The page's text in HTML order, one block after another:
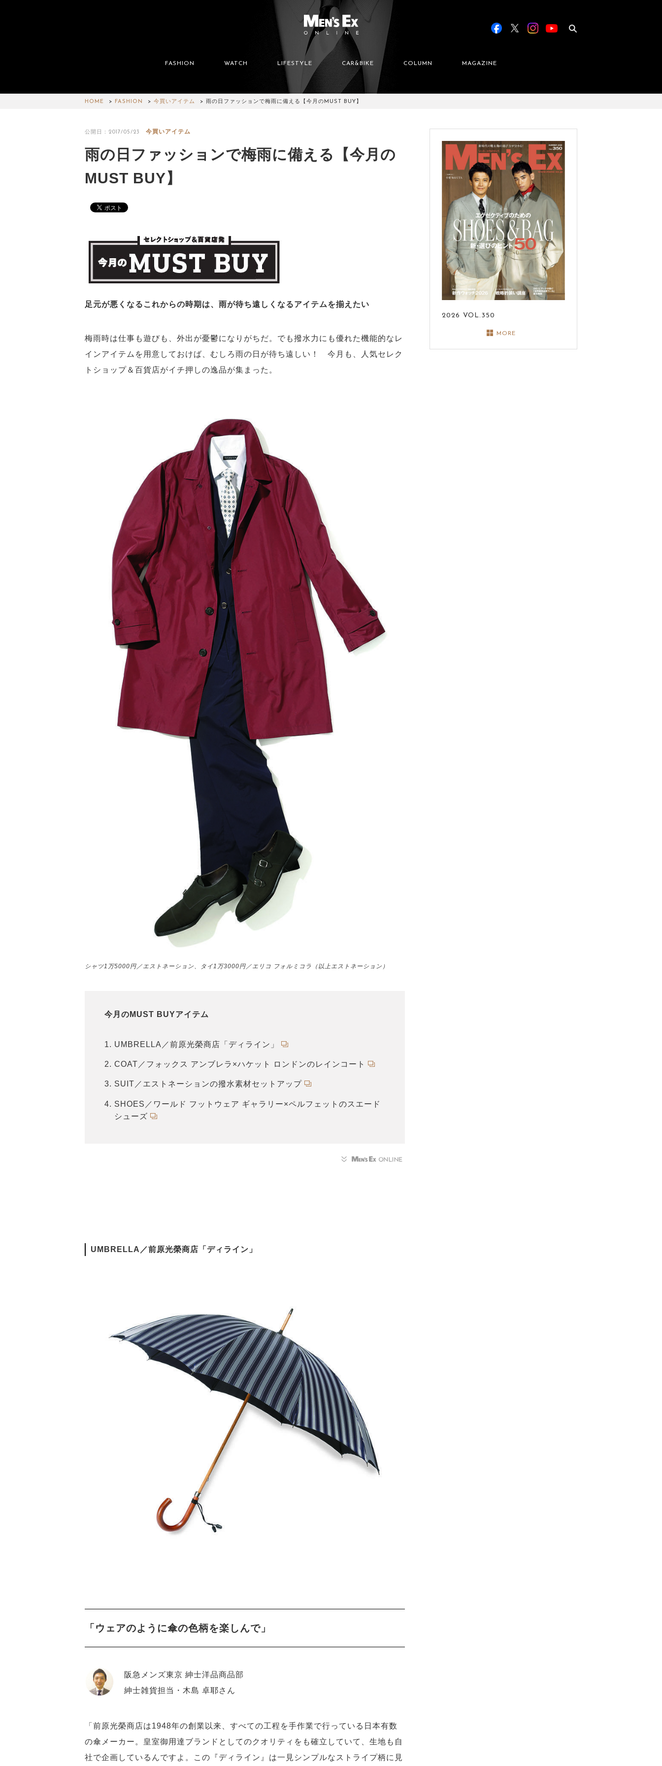
FASHION WATCH LIFESTYLE CAR&BIKE COLUMN MAGAZINE
HOME FASHION 今買いアイテム 雨の日ファッションで梅雨に備える【今月のMUST BUY】
公開日：2017/05/23 今買いアイテム
雨の日ファッションで梅雨に備える【今月の
MUST BUY】
足元が悪くなるこれからの時期は、雨が待ち遠しくなるアイテムを揃えたい
梅雨時は仕事も遊びも、外出が憂鬱になりがちだ。でも撥水力にも優れた機能的なレ
インアイテムを用意しておけば、むしろ雨の日が待ち遠しい！ 今月も、人気セレク
トショップ＆百貨店がイチ押しの逸品が集まった。
シャツ1万5000円／エストネーション、タイ1万3000円／エリコ フォルミコラ（以上エストネーション）
今月のMUST BUYアイテム
UMBRELLA／前原光榮商店「ディライン」
COAT／フォックス アンブレラ×ハケット ロンドンのレインコート
SUIT／エストネーションの撥水素材セットアップ
SHOES／ワールド フットウェア ギャラリー×ペルフェットのスエード
シューズ
2026 VOL.350
MORE
UMBRELLA／前原光榮商店「ディライン」
「ウェアのように傘の色柄を楽しんで」
阪急メンズ東京 紳士洋品商品部
紳士雑貨担当・木島 卓耶さん
「前原光榮商店は1948年の創業以来、すべての工程を手作業で行っている日本有数
の傘メーカー。皇室御用達ブランドとしてのクオリティをも確立していて、生地も自
社で企画しているんですよ。この『ディライン』は一見シンプルなストライプ柄に見